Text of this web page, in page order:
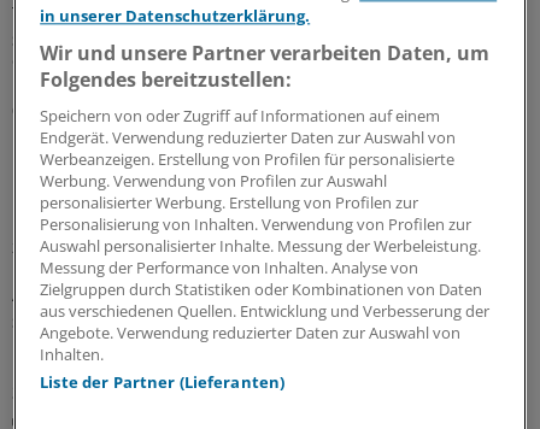
Therapie und unterstützt deren differenzierte Anwendung
Sonderbericht Mit freundlicher Unterstützung von:
GmbH, Ulm
03.08.2026 | Rett-Syndrom
Diagnose und Verlauf einer herausfordernden
Erkrankung
Beim Rett-Syndrom schließen sich einer zunächst normalen
Kindesentwicklung Phasen der Stagnation und der Regression
zentraler Fähigkeiten wie Sprache und Handfunktion an. Für
Erkrankte und ihre Familien ist das Rett-Syndrom, das alle
Aspekte des täglichen Lebens beeinträchtigen kann, eine große
Sonderbericht|Mit freundlicher Unterstützung von:Acadia
Pharmaceuticals (Germany) GmbH, München
30.07.2026 |
in unserer Datenschutzerklärung.
Wir und unsere Partner verarbeiten Daten, um
Folgendes bereitzustellen:
Speichern von oder Zugriff auf Informationen auf einem
Endgerät. Verwendung reduzierter Daten zur Auswahl von
Werbeanzeigen. Erstellung von Profilen für personalisierte
Werbung. Verwendung von Profilen zur Auswahl
personalisierter Werbung. Erstellung von Profilen zur
Personalisierung von Inhalten. Verwendung von Profilen zur
Auswahl personalisierter Inhalte. Messung der Werbeleistung.
Messung der Performance von Inhalten. Analyse von
Zielgruppen durch Statistiken oder Kombinationen von Daten
aus verschiedenen Quellen. Entwicklung und Verbesserung der
Angebote. Verwendung reduzierter Daten zur Auswahl von
Inhalten.
Liste der Partner (Lieferanten)